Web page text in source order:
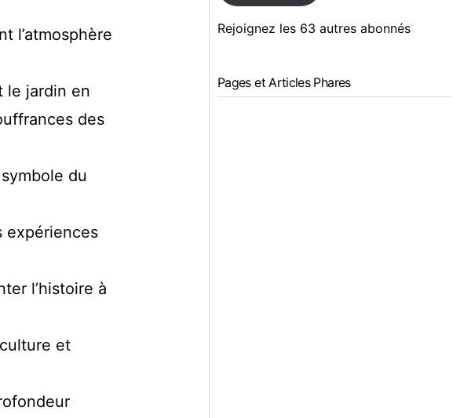
l’atmosphère
le jardin en
des
du
expériences
l’histoire à
et
Rejoignez les 63 autres abonnés
Pages et Articles Phares